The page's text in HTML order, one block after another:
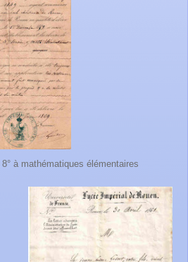
à mathématiques élémentaires